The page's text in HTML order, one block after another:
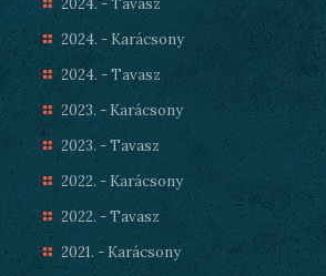
2024. - Karácsony
2024. - Tavasz
2023. - Karácsony
2023. - Tavasz
2022. - Karácsony
2022. - Tavasz
2021. - Karácsony